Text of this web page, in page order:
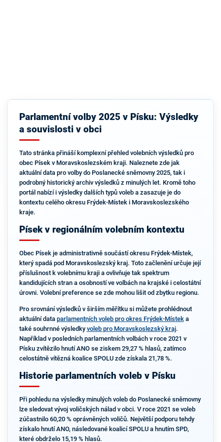
Parlamentní volby 2025 v Písku: Výsledky
a souvislosti v obci
Tato stránka přináší komplexní přehled volebních výsledků pro
obec Písek v Moravskoslezském kraji. Naleznete zde jak
aktuální data pro volby do Poslanecké sněmovny 2025, tak i
podrobný historický archiv výsledků z minulých let. Kromě toho
portál nabízí i výsledky dalších typů voleb a zasazuje je do
kontextu celého okresu Frýdek-Místek i Moravskoslezského
kraje.
Písek v regionálním volebním kontextu
Obec Písek je administrativně součástí okresu Frýdek-Místek,
který spadá pod Moravskoslezský kraj. Toto začlenění určuje její
příslušnost k volebnímu kraji a ovlivňuje tak spektrum
kandidujících stran a osobností ve volbách na krajské i celostátní
úrovni. Volební preference se zde mohou lišit od zbytku regionu.
Pro srovnání výsledků v širším měřítku si můžete prohlédnout
aktuální data parlamentních voleb pro okres Frýdek-Místeka
také souhrnné výsledky voleb pro Moravskoslezský kraj.
Například v posledních parlamentních volbách v roce 2021 v
Písku zvítězilo hnutí ANO se ziskem 29,27 % hlasů, zatímco
celostátně vítězná koalice SPOLU zde získala 21,78 %.
Historie parlamentních voleb v Písku
Při pohledu na výsledky minulých voleb do Poslanecké sněmovny
lze sledovat vývoj voličských nálad v obci. V roce 2021 se voleb
zúčastnilo 60,20 % oprávněných voličů. Největší podporu tehdy
získalo hnutí ANO, následované koalicí SPOLU a hnutím SPD,
které obdrželo 15,19 % hlasů.